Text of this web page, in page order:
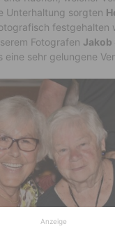
Unterhaltung sorgten
festgehalten
Fotografen Jakob
eine sehr gelungene
Anzeige